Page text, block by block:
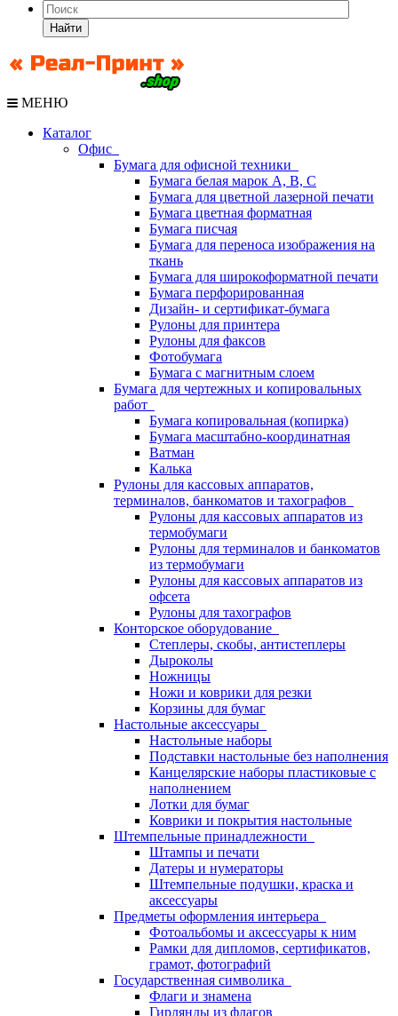
Найти
МЕНЮ
Каталог
Офис
Бумага для офисной техники
Бумага белая марок А, В, С
Бумага для цветной лазерной печати
Бумага цветная форматная
Бумага писчая
Бумага для переноса изображения на
ткань
Бумага для широкоформатной печати
Бумага перфорированная
Дизайн- и сертификат-бумага
Рулоны для принтера
Рулоны для факсов
Фотобумага
Бумага с магнитным слоем
Бумага для чертежных и копировальных
работ
Бумага копировальная (копирка)
Бумага масштабно-координатная
Ватман
Калька
Рулоны для кассовых аппаратов,
терминалов, банкоматов и тахографов
Рулоны для кассовых аппаратов из
термобумаги
Рулоны для терминалов и банкоматов
из термобумаги
Рулоны для кассовых аппаратов из
офсета
Рулоны для тахографов
Конторское оборудование
Степлеры, скобы, антистеплеры
Дыроколы
Ножницы
Ножи и коврики для резки
Корзины для бумаг
Настольные аксессуары
Настольные наборы
Подставки настольные без наполнения
Канцелярские наборы пластиковые с
наполнением
Лотки для бумаг
Коврики и покрытия настольные
Штемпельные принадлежности
Штампы и печати
Датеры и нумераторы
Штемпельные подушки, краска и
аксессуары
Предметы оформления интерьера
Фотоальбомы и аксессуары к ним
Рамки для дипломов, сертификатов,
грамот, фотографий
Государственная символика
Флаги и знамена
Гирлянды из флагов